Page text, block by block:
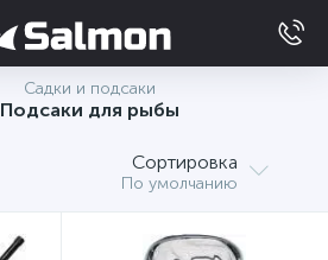
Садки и подсаки
Подсаки для рыбы
Сортировка
По умолчанию